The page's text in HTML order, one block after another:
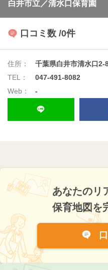
白井市立／清水口保育園
口コミ数 /0件
住所：
千葉県白井市清水口2-
TEL：
047-491-8082
Web：
-
あなたのリ
保育地図を